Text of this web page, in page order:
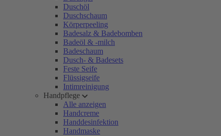
Duschöl
Duschschaum
Körperpeeling
Badesalz & Badebomben
Badeöl & -milch
Badeschaum
Dusch- & Badesets
Feste Seife
Flüssigseife
Intimreinigung
Handpflege
Alle anzeigen
Handcreme
Handdesinfektion
Handmaske